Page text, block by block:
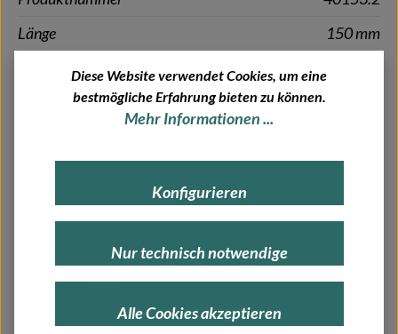
Länge
150 mm
Produktgalerie überspringen
Diese Website verwendet Cookies, um eine
bestmögliche Erfahrung bieten zu können.
Mehr Informationen ...
Alle Cookies akzeptieren
Konfigurieren
Nur technisch notwendige